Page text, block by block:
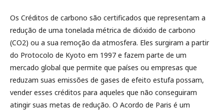
Os Créditos de carbono são certificados que representam a
redução de uma tonelada métrica de dióxido de carbono
(CO2) ou a sua remoção da atmosfera. Eles surgiram a partir
do Protocolo de Kyoto em 1997 e fazem parte de um
mercado global que permite que países ou empresas que
reduzam suas emissões de gases de efeito estufa possam,
vender esses créditos para aqueles que não conseguiram
atingir suas metas de redução. O Acordo de Paris é um